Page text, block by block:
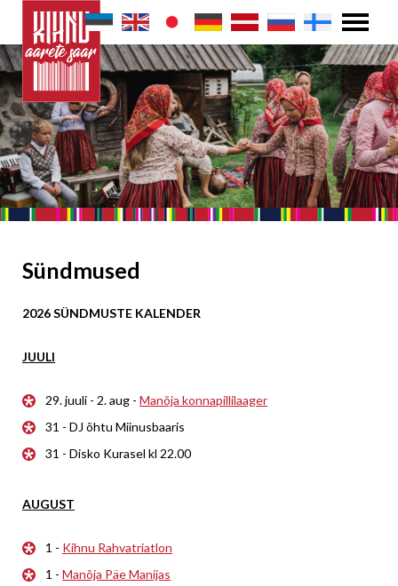
Sündmused
2026 SÜNDMUSTE KALENDER
JUULI
29. juuli - 2. aug - Manõja konnapillilaager
31 - DJ õhtu Miinusbaaris
31 - Disko Kurasel kl 22.00
AUGUST
1 - Kihnu Rahvatriatlon
1 - Manõja Päe Manijas